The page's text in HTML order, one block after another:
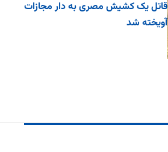
قاتل یک کشیش مصری به دار مجازات
آویخته شد